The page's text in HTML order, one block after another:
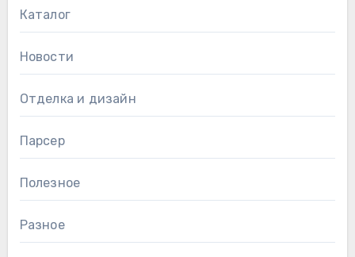
Каталог
Новости
Отделка и дизайн
Парсер
Полезное
Разное